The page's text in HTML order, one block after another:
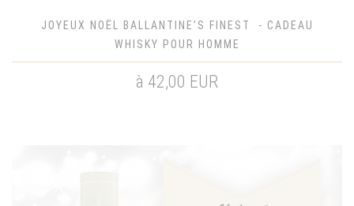
JOYEUX NOËL BALLANTINE’S FINEST - CADEAU
WHISKY POUR HOMME
à 42,00 EUR